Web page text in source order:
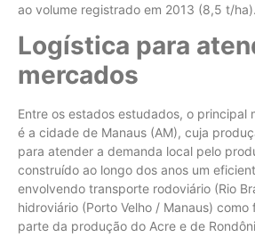
ao volume registrado em 2013 (8,5 t/ha).
Logística para
mercados
Entre os estados estudados, o principal
é a cidade de Manaus (AM), cuja
para atender a demanda local pelo
construído ao longo dos anos um
envolvendo transporte rodoviário (Rio
hidroviário (Porto Velho / Manaus) como
parte da produção do Acre e de